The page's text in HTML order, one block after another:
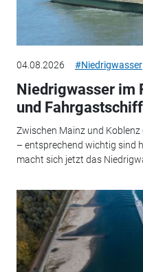
04.08.2026 #Niedrigwasser
Niedrigwasser im
und
Zwischen Mainz und Koblenz
– entsprechend wichtig sind
macht sich jetzt das